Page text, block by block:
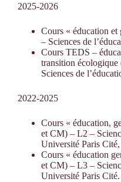
2025-2026
Cours « éducation
– Sciences de
Cours TEDS –
transition
Sciences de
2022-2025
Cours « éducation,
et CM) – L2 –
Université Paris Cité,
Cours « éducation
et CM) – L3 –
Université Paris Cité.